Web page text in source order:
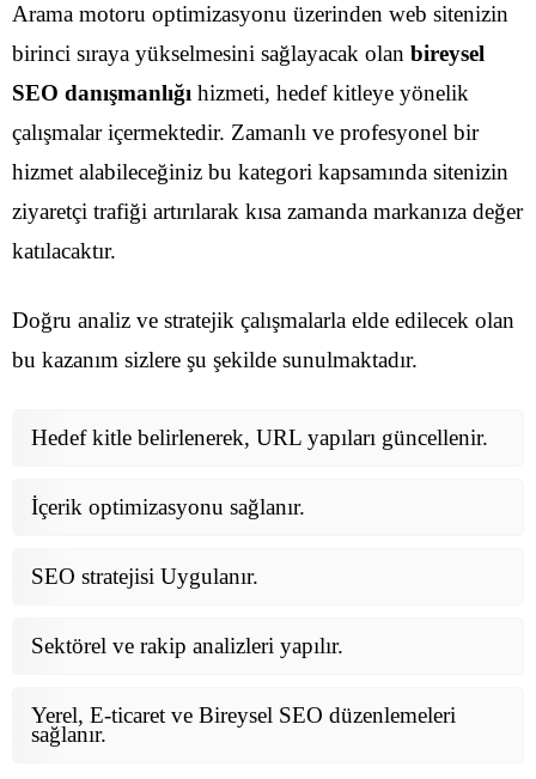
Arama motoru optimizasyonu üzerinden web sitenizin
birinci sıraya yükselmesini sağlayacak olan bireysel
SEO danışmanlığı hizmeti, hedef kitleye yönelik
çalışmalar içermektedir. Zamanlı ve profesyonel bir
hizmet alabileceğiniz bu kategori kapsamında sitenizin
ziyaretçi trafiği artırılarak kısa zamanda markanıza değer
katılacaktır.
Doğru analiz ve stratejik çalışmalarla elde edilecek olan
bu kazanım sizlere şu şekilde sunulmaktadır.
Hedef kitle belirlenerek, URL yapıları güncellenir.
İçerik optimizasyonu sağlanır.
SEO stratejisi Uygulanır.
Sektörel ve rakip analizleri yapılır.
Yerel, E-ticaret ve Bireysel SEO düzenlemeleri
sağlanır.